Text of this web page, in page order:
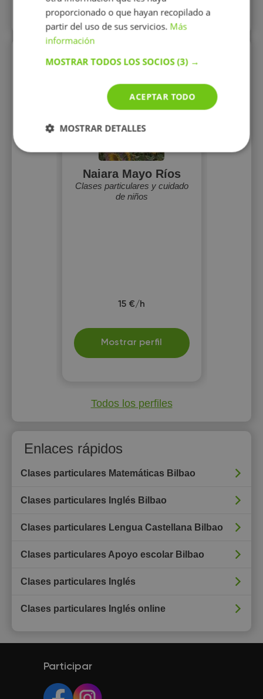
Más perfiles similares
Perfiles vistos
Naiara Mayo Ríos
Clases particulares y cuidado
de niños
15 €/h
Mostrar perfil
Todos los perfiles
Enlaces rápidos
Clases particulares Matemáticas Bilbao
Clases particulares Inglés Bilbao
Clases particulares Lengua Castellana Bilbao
Clases particulares Apoyo escolar Bilbao
Clases particulares Inglés
Clases particulares Inglés online
Participar
proporcionado o que hayan recopilado a
partir del uso de sus servicios. Más
información
MOSTRAR TODOS LOS SOCIOS(3) →
ACEPTAR TODO
MOSTRAR DETALLES